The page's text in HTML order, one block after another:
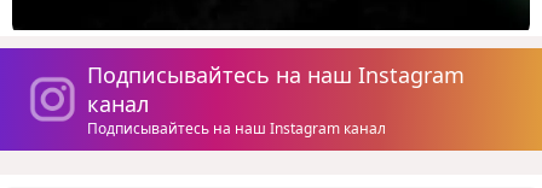
Подписывайтесь на наш Instagram
канал
Подписывайтесь на наш Instagram канал